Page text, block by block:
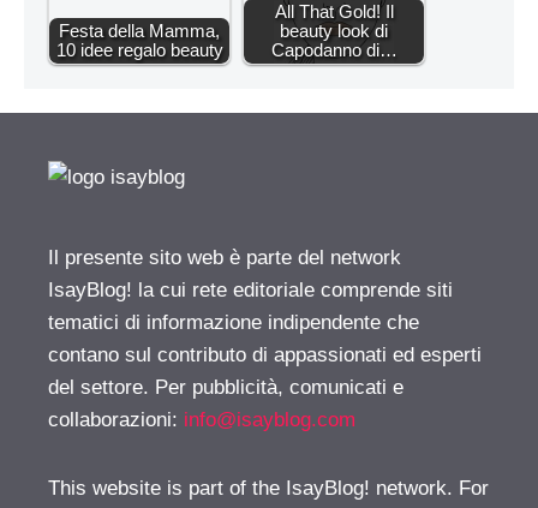
Festa della Mamma,
10 idee regalo beauty
All That Gold! Il
beauty look di
Capodanno di…
Il presente sito web è parte del network
IsayBlog! la cui rete editoriale comprende siti
tematici di informazione indipendente che
contano sul contributo di appassionati ed esperti
del settore. Per pubblicità, comunicati e
collaborazioni: info@isayblog.com
This website is part of the IsayBlog! network. For